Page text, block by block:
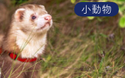
難しい検査を気軽にす
きないためです。 腹水
はさま...
小動物